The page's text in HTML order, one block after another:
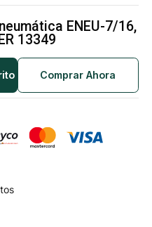
ENEU-7/16,
13349
Comprar Ahora